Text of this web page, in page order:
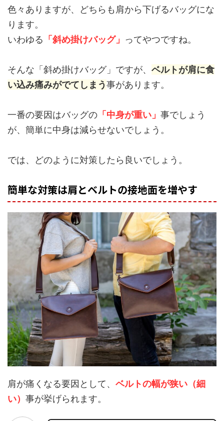
色々ありますが、どちらも肩から下げるバッグにな
ります。
いわゆる 「斜め掛けバッグ」 ってやつですね。
そんな「斜め掛けバッグ」ですが、 ベルトが肩に食
い込み痛みがでてしまう事があります。
一番の要因はバッグの 「中身が重い」 事でしょう
が、簡単に中身は減らせないでしょう。
では、どのように対策したら良いでしょう。
簡単な対策は肩とベルトの接地面を増やす
肩が痛くなる要因として、 ベルトの幅が狭い（細
い） 事が挙げられます。